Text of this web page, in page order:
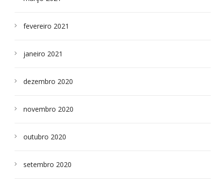
fevereiro 2021
janeiro 2021
dezembro 2020
novembro 2020
outubro 2020
setembro 2020